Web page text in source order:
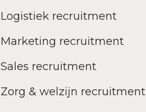
Logistiek recruitment
Marketing recruitment
Sales recruitment
Zorg & welzijn recruitment